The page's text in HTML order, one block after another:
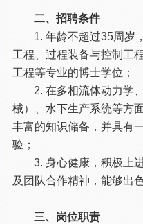
二、招聘条件
1. 年龄不超过35周岁
工程、过程装备与控制工
工程等专业的博士学位；
2. 在多相流体动力学
械）、水下生产系统等方
丰富的知识储备，并具有
验；
3. 身心健康，积极上
及团队合作精神，能够出
三、岗位职责